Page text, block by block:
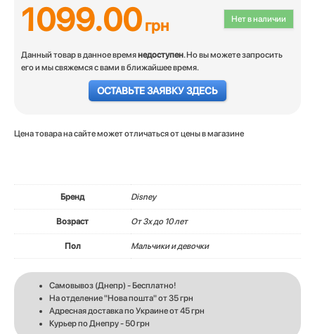
Нет в наличии
1099.00грн
Данный товар в данное времянедоступен. Но вы можете запросить
его и мы свяжемся с вами в ближайшее время.
ОСТАВЬТЕ ЗАЯВКУ ЗДЕСЬ
Цена товара на сайте может отличаться от цены в магазине
Бренд Disney
Возраст От 3х до 10 лет
Пол Мальчики и девочки
Самовывоз (Днепр) - Бесплатно!
На отделение "Нова пошта" от 35 грн
Адресная доставка по Украине от 45 грн
Курьер по Днепру - 50 грн